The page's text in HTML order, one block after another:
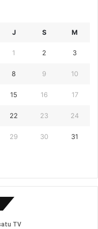
J S M
1 2 3
8 9 10
15 16 17
22 23 24
29 30 31